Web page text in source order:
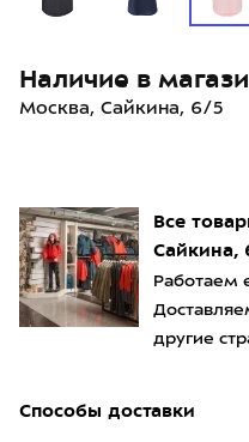
Все
Сайкина,
Работаем
другие
Способы доставки
Наличие в
Москва, Сайкина, 6/5